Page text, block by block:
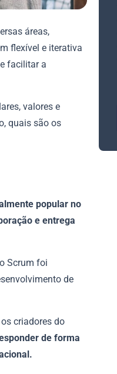
áreas,
flexível e iterativa
facilitar a
valores e
quais são os
popular no
e entrega
Scrum foi
de
criadores do
de forma